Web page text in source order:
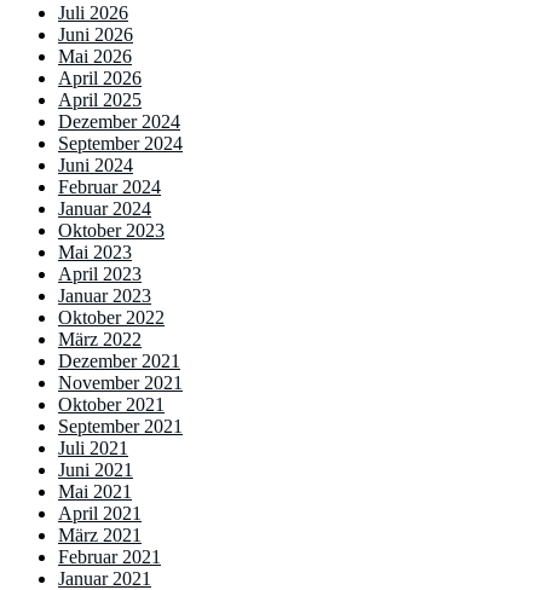
Juli 2026
Juni 2026
Mai 2026
April 2026
April 2025
Dezember 2024
September 2024
Juni 2024
Februar 2024
Januar 2024
Oktober 2023
Mai 2023
April 2023
Januar 2023
Oktober 2022
März 2022
Dezember 2021
November 2021
Oktober 2021
September 2021
Juli 2021
Juni 2021
Mai 2021
April 2021
März 2021
Februar 2021
Januar 2021